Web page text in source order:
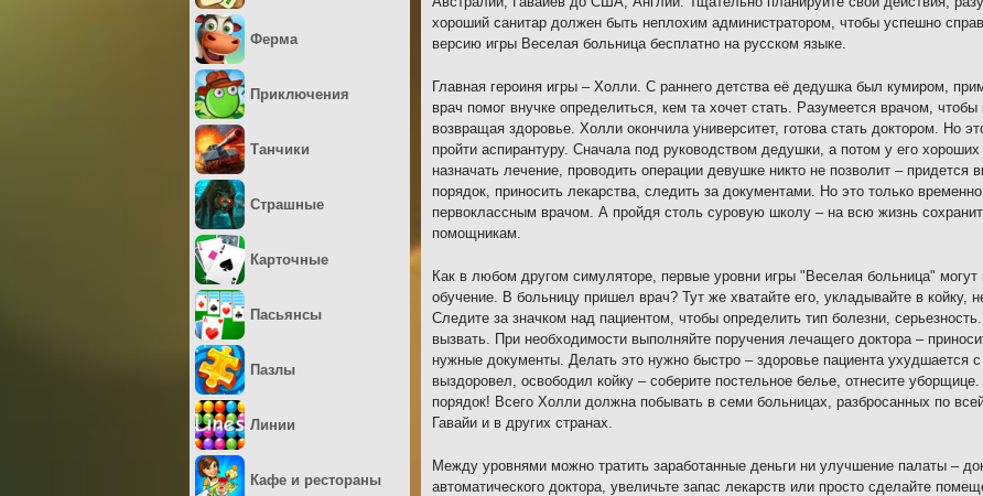
хороший санитар должен быть неплохим администратором, чтобы успешно
версию игры Веселая больница бесплатно на русском языке.
Главная героиня игры – Холли. С раннего детства её дедушка был кумиром,
врач помог внучке определиться, кем та хочет стать. Разумеется врачом,
возвращая здоровье. Холли окончила университет, готова стать доктором. Но
пройти аспирантуру. Сначала под руководством дедушки, а потом у его
назначать лечение, проводить операции девушке никто не позволит – придется
порядок, приносить лекарства, следить за документами. Но это только
первоклассным врачом. А пройдя столь суровую школу – на всю жизнь
помощникам.
Как в любом другом симуляторе, первые уровни игры "Веселая больница"
обучение. В больницу пришел врач? Тут же хватайте его, укладывайте в койку,
Следите за значком над пациентом, чтобы определить тип болезни,
вызвать. При необходимости выполняйте поручения лечащего доктора –
нужные документы. Делать это нужно быстро – здоровье пациента ухудшается
выздоровел, освободил койку – соберите постельное белье, отнесите
порядок! Всего Холли должна побывать в семи больницах, разбросанных по
Гавайи и в других странах.
Между уровнями можно тратить заработанные деньги ни улучшение палаты –
автоматического доктора, увеличьте запас лекарств или просто сделайте
Ферма
Приключения
Танчики
Страшные
Карточные
Пасьянсы
Пазлы
Линии
Кафе и рестораны